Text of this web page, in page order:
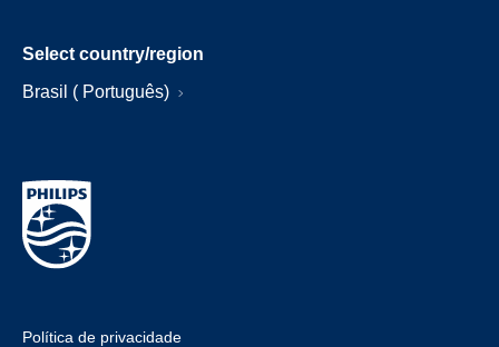
Select country/region
Brasil ( Português)
Política de privacidade